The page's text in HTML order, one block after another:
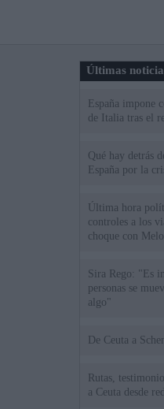
Últimas
España impone
de Italia tras el
Qué hay detrás
España por la
Última hora
controles a los
choque con
Sira Rego: "Es
personas se
algo"
De
Rutas,
a Ceuta desde